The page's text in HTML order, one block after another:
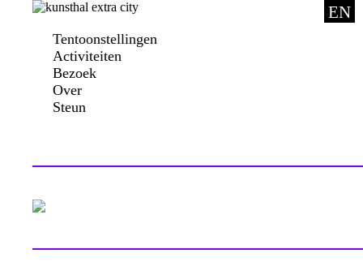
Tentoonstellingen
Activiteiten
Bezoek
Over
Steun
EN